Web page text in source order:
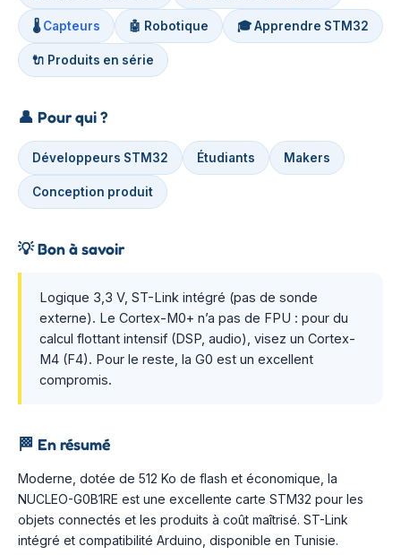
🌡️Capteurs 🤖 Robotique 🎓 Apprendre STM32
🔌 Produits en série
👤 Pour qui ?
Développeurs STM32 Étudiants Makers
Conception produit
💡Bon à savoir
Logique 3,3 V, ST-Link intégré (pas de sonde
externe). Le Cortex-M0+ n’a pas de FPU : pour du
calcul flottant intensif (DSP, audio), visez un Cortex-
M4 (F4). Pour le reste, la G0 est un excellent
compromis.
🏁 En résumé
Moderne, dotée de 512 Ko de flash et économique, la
NUCLEO-G0B1RE est une excellente carte STM32 pour les
objets connectés et les produits à coût maîtrisé. ST-Link
intégré et compatibilité Arduino, disponible en Tunisie.